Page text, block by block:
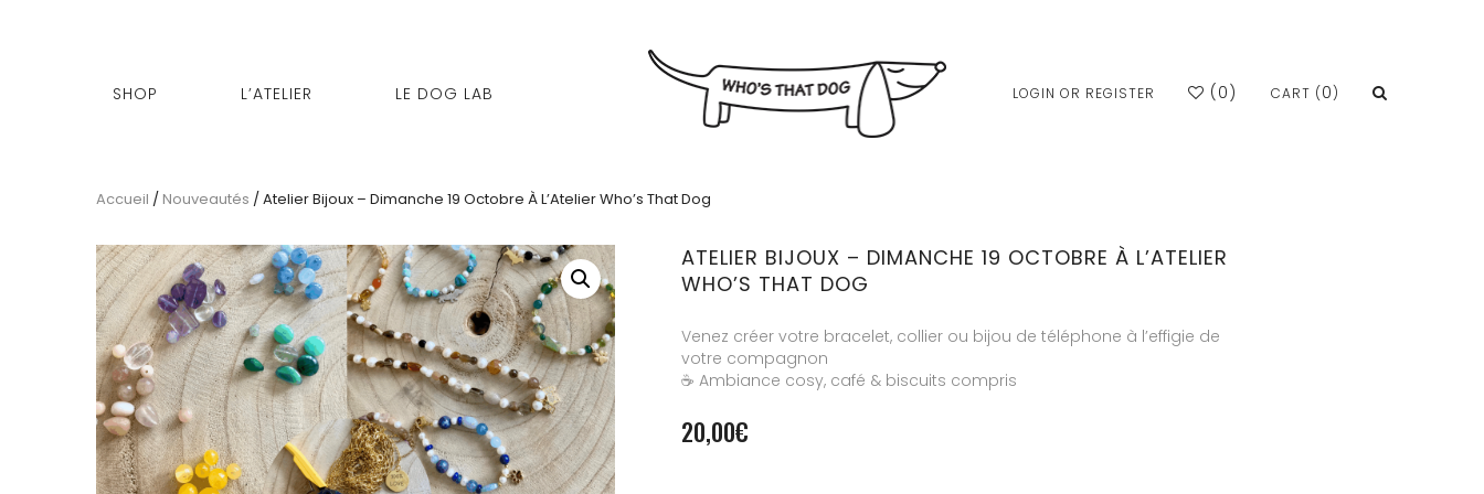
SHOP L’ATELIER LE DOG LAB CART (0)
( 0 )
LOGIN OR REGISTER
Accueil / Nouveautés / Atelier Bijoux – Dimanche 19 Octobre À L’Atelier Who’s That Dog
ATELIER BIJOUX – DIMANCHE 19 OCTOBRE À L’ATELIER
WHO’S THAT DOG
Venez créer votre bracelet, collier ou bijou de téléphone à l’effigie de
votre compagnon
☕ Ambiance cosy, café & biscuits compris
20,00€